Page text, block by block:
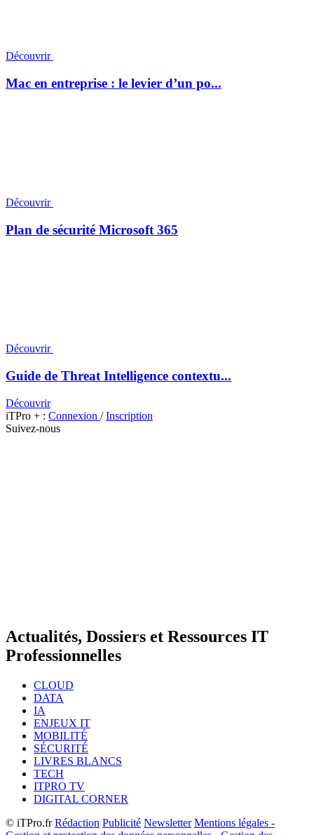
Découvrir
Mac en entreprise : le levier d’un po...
Découvrir
Plan de sécurité Microsoft 365
Découvrir
Guide de Threat Intelligence contextu...
Découvrir
iTPro + : Connexion /Inscription
Suivez-nous
Actualités, Dossiers et Ressources IT
Professionnelles
CLOUD
DATA
IA
ENJEUX IT
MOBILITÉ
SÉCURITÉ
LIVRES BLANCS
TECH
ITPRO TV
DIGITAL CORNER
© iTPro.frRédaction Publicité Newsletter Mentions légales -